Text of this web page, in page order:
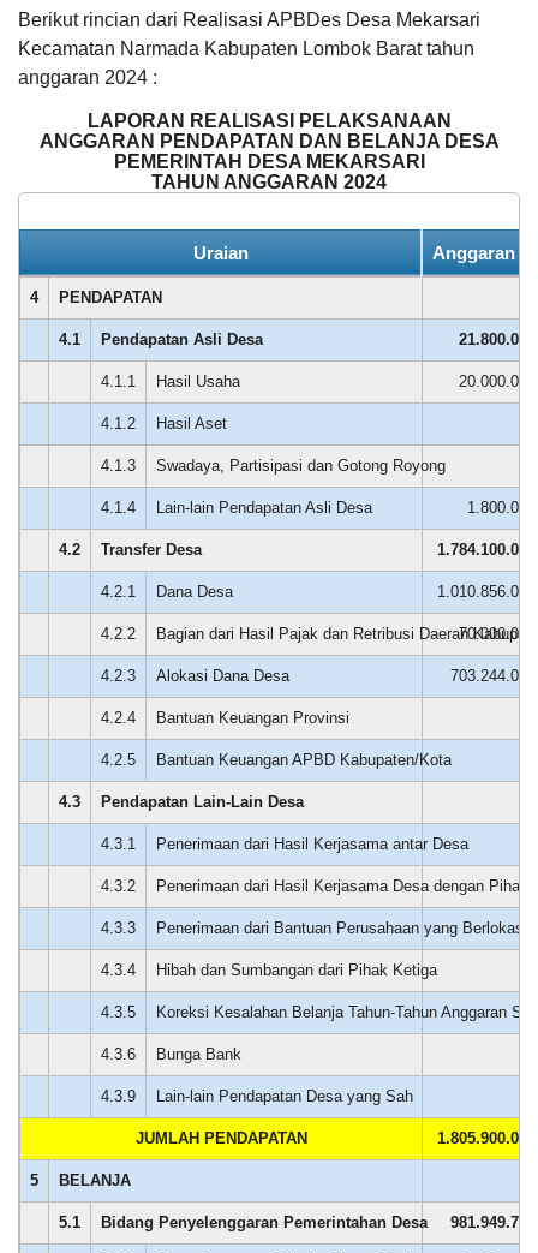
Berikut rincian dari Realisasi APBDes Desa Mekarsari
Kecamatan Narmada Kabupaten Lombok Barat tahun
anggaran 2024 :
LAPORAN REALISASI PELAKSANAAN
ANGGARAN PENDAPATAN DAN BELANJA DESA
PEMERINTAH DESA MEKARSARI
TAHUN ANGGARAN 2024
Uraian Anggaran
4 PENDAPATAN
4.1 Pendapatan Asli Desa
4.1.1 Hasil Usaha
4.1.2 Hasil Aset
4.1.3 Swadaya, Partisipasi dan Gotong Royong
4.1.4 Lain-lain Pendapatan Asli Desa
4.2 Transfer Desa
4.2.1 Dana Desa
4.2.2 Bagian dari Hasil Pajak dan Retribusi Daerah
4.2.3 Alokasi Dana Desa
4.2.4 Bantuan Keuangan Provinsi
4.2.5 Bantuan Keuangan APBD Kabupaten/Kota
4.3 Pendapatan Lain-Lain Desa
4.3.1 Penerimaan dari Hasil Kerjasama antar Desa
4.3.2 Penerimaan dari Hasil Kerjasama Desa dengan Pihak
4.3.3 Penerimaan dari Bantuan Perusahaan yang Berlokasi
4.3.4 Hibah dan Sumbangan dari Pihak Ketiga
4.3.5 Koreksi Kesalahan Belanja Tahun-Tahun Anggaran
4.3.6 Bunga Bank
4.3.9 Lain-lain Pendapatan Desa yang Sah
JUMLAH PENDAPATAN
5 BELANJA
5.1 Bidang Penyelenggaran Pemerintahan Desa
Jamiri
Adnan
21
November
2024
15:01:25
Kami
sebagai
masyarakat
sangat
mendukung
adanya
kegiatan
pelatihan
jurnalistik
yang
di
selenggarakan...
Rp
20.000.000,00
Realisasi
RP
16.007.000,00
Dana Desa